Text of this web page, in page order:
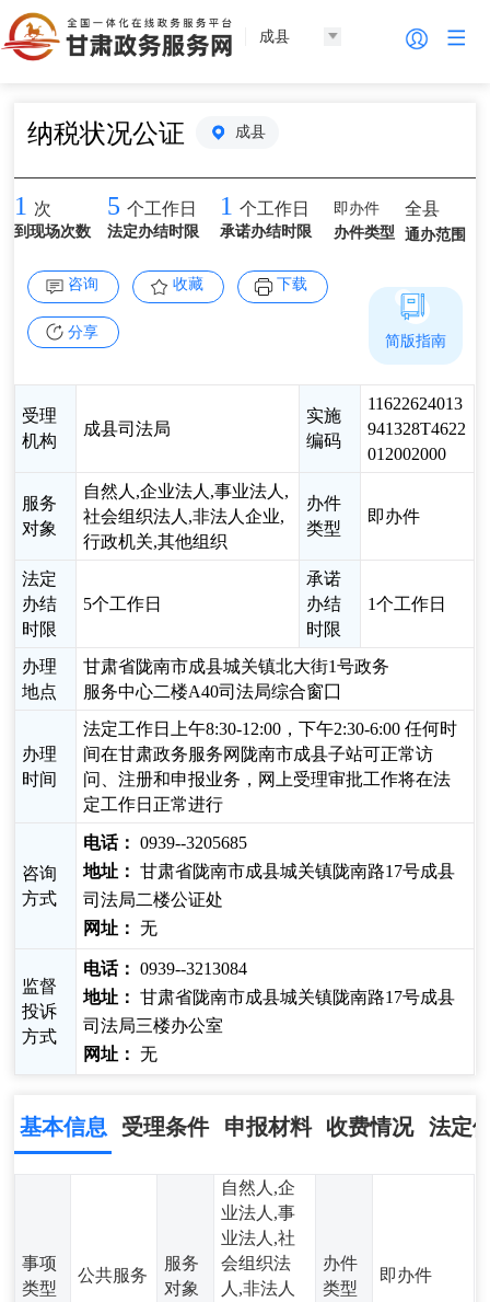
成县
纳税状况公证 成县
1 次
到现场次数
5 个工作日
法定办结时限
1 个工作日
承诺办结时限
即办件
办件类型
全县
通办范围
咨询 收藏 下载
分享
受理
机构
成县司法局
实施
编码
11622624013
941328T4622
012002000
服务
对象
自然人,企业法人,事业法人,
社会组织法人,非法人企业,
行政机关,其他组织
办件
类型
即办件
法定
办结
时限
5个工作日
承诺
办结
时限
1个工作日
办理
地点
甘肃省陇南市成县城关镇北大街1号政务
服务中心二楼A40司法局综合窗囗
办理
时间
法定工作日上午8:30-12:00，下午2:30-6:00 任何时
间在甘肃政务服务网陇南市成县子站可正常访
问、注册和申报业务，网上受理审批工作将在法
定工作日正常进行
咨询
方式
电话： 0939--3205685
地址： 甘肃省陇南市成县城关镇陇南路17号成县
司法局二楼公证处
网址： 无
监督
投诉
方式
电话： 0939--3213084
地址： 甘肃省陇南市成县城关镇陇南路17号成县
司法局三楼办公室
网址： 无
简版指南
基本信息 受理条件 申报材料 收费情况 法定
事项
类型
公共服务
服务
对象
自然人,企
业法人,事
业法人,社
会组织法
人,非法人
办件
类型
即办件